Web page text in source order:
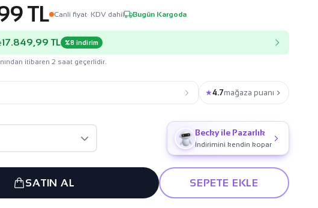
TL Canli fiyat· KDV dahil Bugün Kargoda
17.849,99 TL %8 indirim
itibaren 2 saat geçerlidir.
★4.7mağaza puanı
Becky ile Pazarlık
İndirimini kendin kopar
SATIN AL SEPETE EKLE